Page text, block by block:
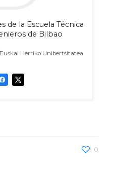
de la Escuela Técnica
de Bilbao
Herriko Unibertsitatea
0